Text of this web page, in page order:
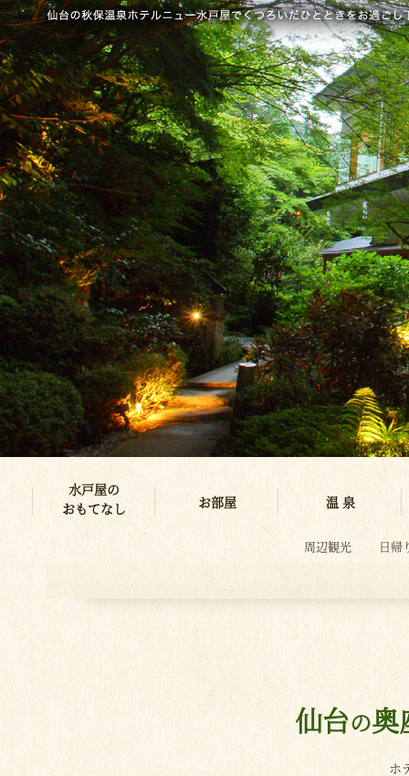
水戸屋の
おもてなし
お部屋 温 泉
周辺観光 日帰
仙台の奥
ホ